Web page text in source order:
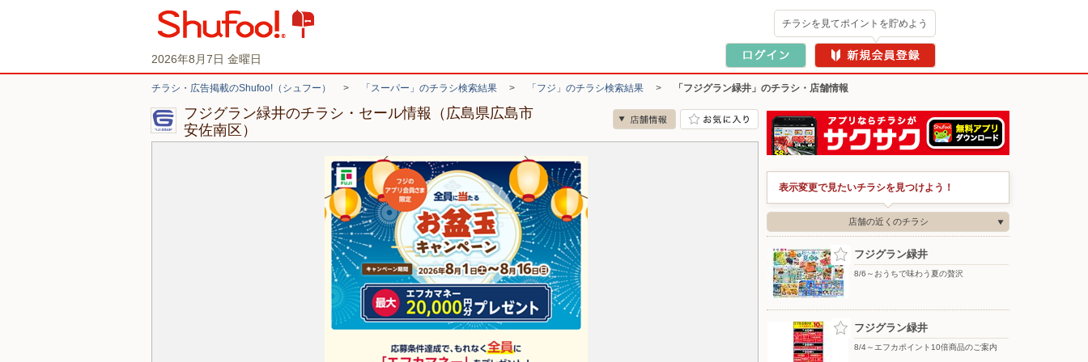
2026年8月7日 金曜日
チラシを見てポイントを貯めよう
チラシ・広告掲載のShufoo!（シュフー） > 「スーパー」のチラシ検索結果 > 「フジ」のチラシ検索結果 > 「フジグラン緑井」のチラシ・店舗情報
フジグラン緑井のチラシ・セール情報（広島県広島市
安佐南区）
表示変更で見たいチラシを見つけよう！
店舗の近くのチラシ
フジグラン緑井
8/6～おうちで味わう夏の贅沢
フジグラン緑井
8/4～エフカポイント10倍商品のご案内